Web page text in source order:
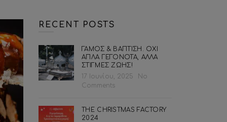
RECENT POSTS
ΓΑΜΟΣ & ΒΑΠΤΙΣΗ. ΟΧΙ
ΑΠΛΑ ΓΕΓΟΝΟΤΑ, ΑΛΛΑ
ΣΤΙΓΜΕΣ ΖΩΗΣ!
17 Ιουνίου, 2025
No
Comments
THE CHRISTMAS FACTORY
2024